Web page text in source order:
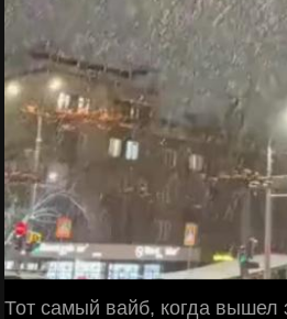
Тот самый вайб, когда вышел